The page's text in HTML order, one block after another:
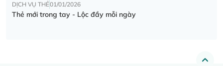
DỊCH VỤ THẺ01/01/2026
Thẻ mới trong tay - Lộc đầy mỗi ngày